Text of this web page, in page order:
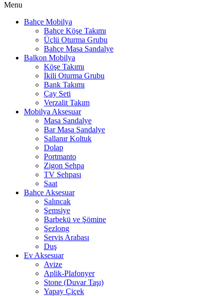
Menu
Bahçe Mobilya
Bahçe Köşe Takımı
Üçlü Oturma Grubu
Bahçe Masa Sandalye
Balkon Mobilya
Köşe Takımı
İkili Oturma Grubu
Bank Takımı
Çay Seti
Verzalit Takım
Mobilya Aksesuar
Masa Sandalye
Bar Masa Sandalye
Sallanır Koltuk
Dolap
Portmanto
Zigon Sehpa
TV Sehpası
Saat
Bahçe Aksesuar
Salıncak
Şemsiye
Barbekü ve Şömine
Şezlong
Servis Arabası
Duş
Ev Aksesuar
Avize
Aplik-Plafonyer
Stone (Duvar Taşı)
Yapay Çiçek